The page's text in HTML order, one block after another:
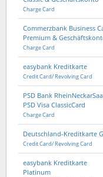
Charge Card
Commerzbank Business
Premium &
Charge Card
easybank Kreditkarte
Credit Card/ Revolving Card
PSD Bank
PSD Visa ClassicCard
Charge Card
Deutschland-Kreditkarte
Credit Card/ Revolving Card
easybank Kreditkarte
Platinum